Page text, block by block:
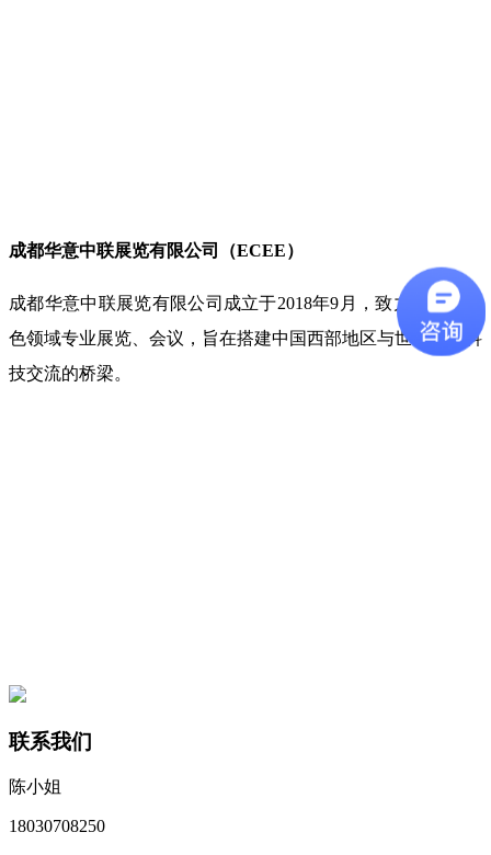
成都华意中联展览有限公司（ECEE）
成都华意中联展览有限公司成立于2018年9月，致力于运营绿
色领域专业展览、会议， 旨在搭建中国西部地区与世界绿色科
技交流的桥梁。
联系我们
陈小姐
18030708250